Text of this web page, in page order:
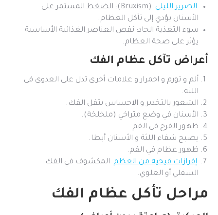
الصرير الليلي
(Bruxism): الضغط المستمر على
الأسنان يؤدي إلى تآكل العظام.
سوء التغذية الحاد: نقص العناصر الغذائية الأساسية
يؤثر على صحة العظام.
أعراض تآكل عظام الفك
ألم و تورم و احمرار و علامات أخرى تدل على العدوى في
اللثة.
الشعور بالتخدير و الاحساس بثقل الفك.
الأسنان في وضع متراخي (ملخلخة).
ظهور القرح في الفم.
يصبح شفاء اللثة و الأسنان أبطا.
ظهور عظام في الفم.
إفرازات قيحية من العظم المكشوف في الفك
السفلي أو العلوي.
مراحل تأكل عظام الفك